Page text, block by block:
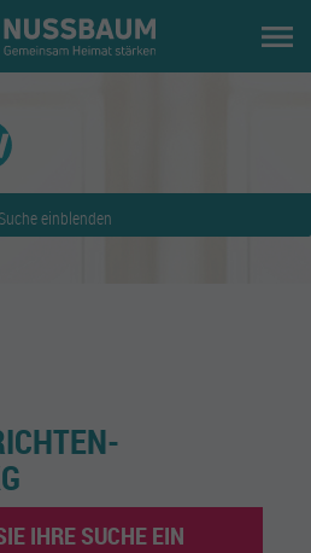
Suche einblenden
IHRE SUCHE EIN